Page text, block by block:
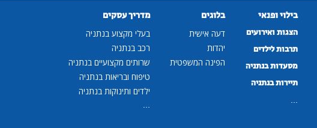
בילוי ופנאי
הצגות ואירועים
תרבות לילדים
מסעדות בנתניה
תיירות בנתניה
...
בלוגים
דעה אישית
יהדות
הפינה המשפטית
מדריך עסקים
בעלי מקצוע בנתניה
רכב בנתניה
שרותים מקצועיים בנתניה
טיפוח ובריאות בנתניה
ילדים ותינוקות בנתניה
...